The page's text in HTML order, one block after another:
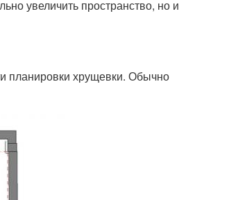
увеличить пространство, но и
планировки хрущевки. Обычно